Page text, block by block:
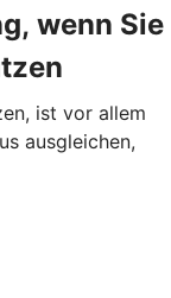
wenn Sie
ist vor allem
ausgleichen,